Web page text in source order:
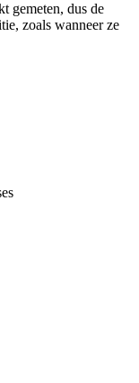
gemeten, dus de
zoals wanneer ze